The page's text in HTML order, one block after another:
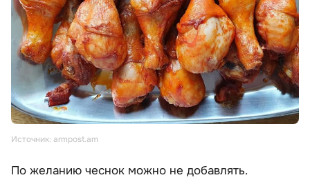
Источник: armpost.am
По желанию чеснок можно не добавлять.